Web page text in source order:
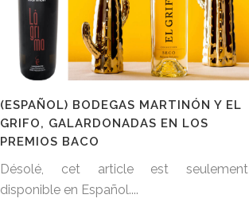
(ESPAÑOL) BODEGAS MARTINÓN Y EL
GRIFO, GALARDONADAS EN LOS
PREMIOS BACO
Désolé, cet article est seulement
disponible en Español....